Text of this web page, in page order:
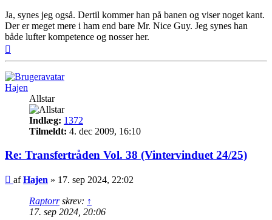
Ja, synes jeg også. Dertil kommer han på banen og viser noget kant.
Der er meget mere i ham end bare Mr. Nice Guy. Jeg synes han
både lufter kompetence og nosser her.
Hajen
Allstar
Indlæg: 1372
Tilmeldt: 4. dec 2009, 16:10
Re: Transfertråden Vol. 38 (Vintervinduet 24/25)
Indlæg
afHajen » 17. sep 2024, 22:02
Raptorrskrev: ↑
17. sep 2024, 20:06